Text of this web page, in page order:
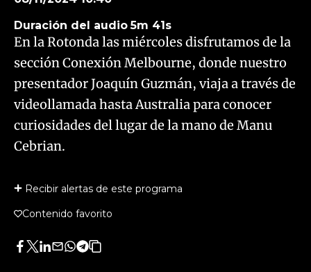
Duración del audio 5m 41s
En la Rotonda las miércoles disfrutamos de la
sección Conexión Melbourne, donde nuestro
presentador Joaquín Guzmán, viaja a través de
videollamada hasta Australia para conocer
curiosidades del lugar de la mano de Manu
Cebrian.
Recibir alertas de este programa
Contenido favorito
Facebook
Twitter
LinkedIn
Enviar
Whatsapp
Telegram
Copiar